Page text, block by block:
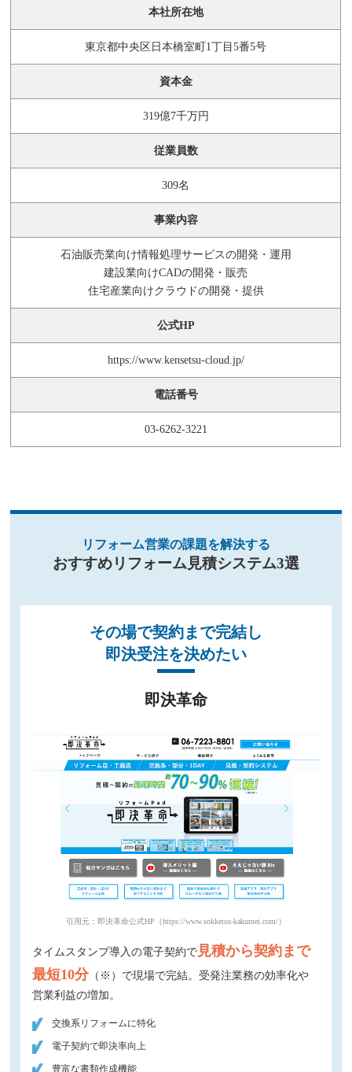
本社所在地
東京都中央区日本橋室町1丁目5番5号
資本金
319億7千万円
従業員数
309名
事業内容
石油販売業向け情報処理サービスの開発・運用
建設業向けCADの開発・販売
住宅産業向けクラウドの開発・提供
公式HP
https://www.kensetsu-cloud.jp/
電話番号
03-6262-3221
リフォーム営業の課題を解決する
おすすめリフォーム見積システム3選
その場で契約まで完結し
即決受注を決めたい
即決革命
引用元：即決革命公式HP（https://www.sokketsu-kakumei.com/）
タイムスタンプ導入の電子契約で 見積から契約まで
最短10分（※）で現場で完結。受発注業務の効率化や
営業利益の増加。
交換系リフォームに特化
電子契約で即決率向上
豊富な書類作成機能